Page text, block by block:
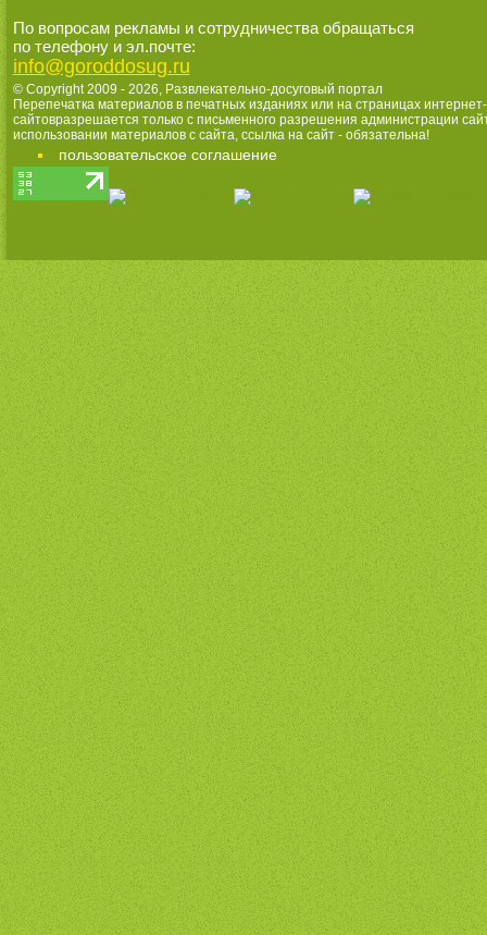
По вопросам рекламы и сотрудничества обращаться
по телефону и эл.почте:
info@goroddosug.ru
© Copyright 2009 - 2026, Развлекательно-досуговый портал
Перепечатка материалов в печатных изданиях или на страницах интернет-
сайтовразрешается только с письменного разрешения администрации
использовании материалов с сайта, ссылка на сайт - обязательна!
пользовательское соглашение